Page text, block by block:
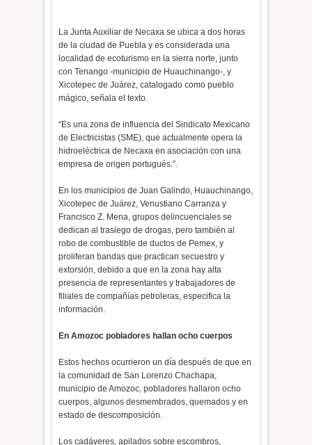
La Junta Auxiliar de Necaxa se ubica a dos horas
de la ciudad de Puebla y es considerada una
localidad de ecoturismo en la sierra norte, junto
con Tenango -municipio de Huauchinango-, y
Xicotepec de Juárez, catalogado como pueblo
mágico, señala el texto.
“Es una zona de influencia del Sindicato Mexicano
de Electricistas (SME), que actualmente opera la
hidroeléctrica de Necaxa en asociación con una
empresa de origen portugués.”.
En los municipios de Juan Galindo, Huauchinango,
Xicotepec de Juárez, Venustiano Carranza y
Francisco Z. Mena, grupos delincuenciales se
dedican al trasiego de drogas, pero también al
robo de combustible de ductos de Pemex, y
proliferan bandas que practican secuestro y
extorsión, debido a que en la zona hay alta
presencia de representantes y trabajadores de
filiales de compañías petroleras, especifica la
información.
En Amozoc pobladores hallan ocho cuerpos
Estos hechos ocurrieron un día después de que en
la comunidad de San Lorenzo Chachapa,
municipio de Amozoc, pobladores hallaron ocho
cuerpos, algunos desmembrados, quemados y en
estado de descomposición.
Los cadáveres, apilados sobre escombros,